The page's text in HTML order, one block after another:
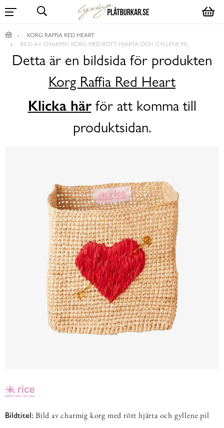
KORG RAFFIA RED HEART
BILD AV CHARMIG KORG MED RÖTT HJÄRTA OCH GYLLENE PIL
Detta är en bildsida för produkten
Korg Raffia Red Heart
Klicka härför att komma till
produktsidan.
Bildtitel: Bild av charmig korg med rött hjärta och gyllene pil